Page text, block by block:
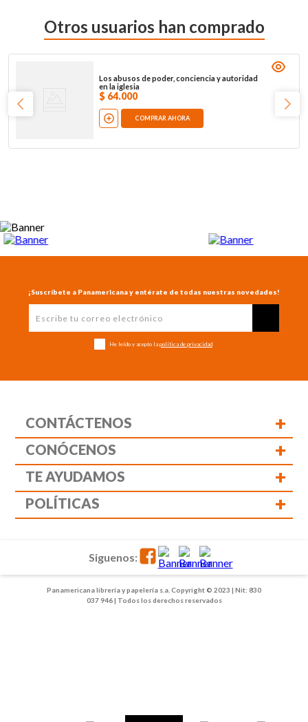
Otros usuarios han comprado
Los abusos de poder, conciencia y autoridad
en la iglesia
$ 64.000
COMPRAR AHORA
¡Suscríbete a Panamericana y entérate de todas nuestras novedades!
He leído y acepto la política de privacidad
CONTÁCTENOS +
CONÓCENOS +
TE AYUDAMOS +
POLÍTICAS +
Panamericana librería y papelería s.a. Copyright © 2023 | Nit: 830
037 946 | Todos los derechos reservados
Siguenos: